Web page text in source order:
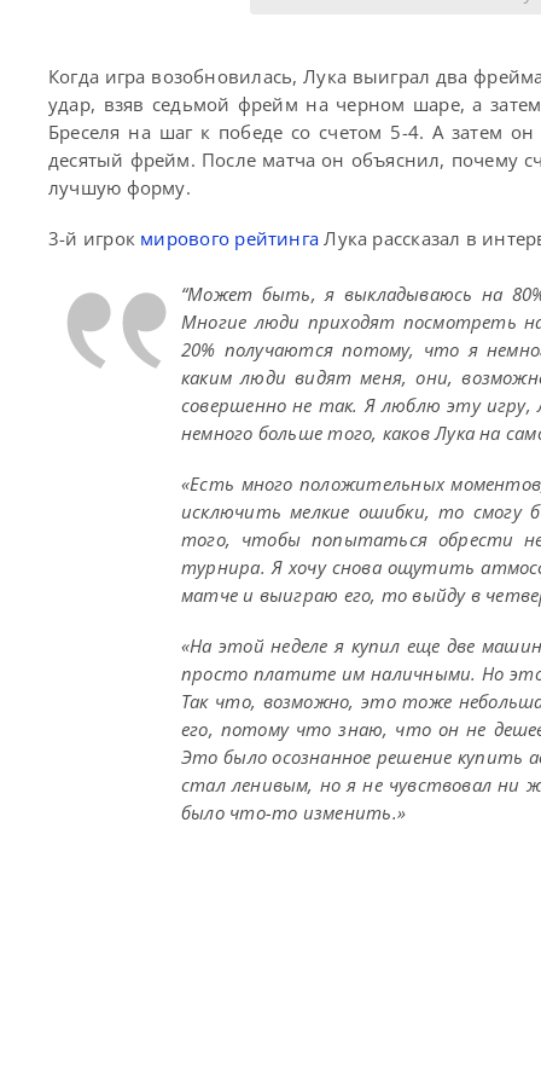
Когда игра возобновилась, Лука выиграл два
удар, взяв седьмой фрейм на черном шаре, а
Бреселя на шаг к победе со счетом 5-4. А затем
десятый фрейм. После матча он объяснил, почему
лучшую форму.
3-й игрок мирового рейтинга Лука рассказал в
“Может быть, я выкладываюсь на
Многие люди приходят посмотреть
20% получаются потому, что я
каким люди видят меня, они,
совершенно не так. Я люблю эту
немного больше того, каков Лука на
«Есть много положительных
исключить мелкие ошибки, то смогу
того, чтобы попытаться обрести
турнира. Я хочу снова ощутить
матче и выиграю его, то выйду в
«На этой неделе я купил еще две
просто платите им наличными. Но это
Так что, возможно, это тоже
его, потому что знаю, что он не
Это было осознанное решение купить
стал ленивым, но я не чувствовал
было что-то изменить.»